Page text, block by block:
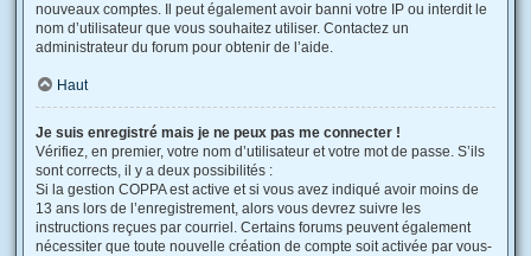
nouveaux comptes. Il peut également avoir banni votre IP ou interdit le
nom d’utilisateur que vous souhaitez utiliser. Contactez un
administrateur du forum pour obtenir de l’aide.
Haut
Je suis enregistré mais je ne peux pas me connecter !
Vérifiez, en premier, votre nom d’utilisateur et votre mot de passe. S’ils
sont corrects, il y a deux possibilités :
Si la gestion COPPA est active et si vous avez indiqué avoir moins de
13 ans lors de l’enregistrement, alors vous devrez suivre les
instructions reçues par courriel. Certains forums peuvent également
nécessiter que toute nouvelle création de compte soit activée par vous-